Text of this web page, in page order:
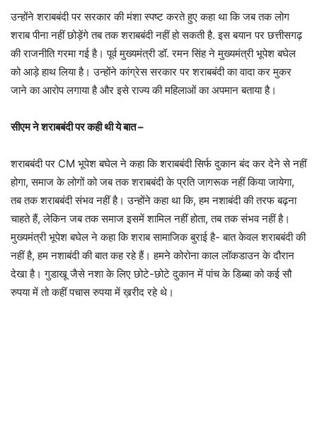
उन्होंने शराबबंदी पर सरकार की मंशा स्पष्ट करते हुए कहा था कि जब तक लोग
शराब पीना नहीं छोड़ेंगे तब तक शराबबंदी नहीं हो सकती है. इस बयान पर छत्तीसगढ़
की राजनीति गरमा गई है। पूर्व मुख्यमंत्री डॉ. रमन सिंह ने मुख्यमंत्री भूपेश बघेल
को आड़े हाथ लिया है। उन्होंने कांग्रेस सरकार पर शराबबंदी का वादा कर मुकर
जाने का आरोप लगाया है और इसे राज्य की महिलाओं का अपमान बताया है।
सीएम ने शराबबंदी पर कही थी ये बात –
शराबबंदी पर CM भूपेश बघेल ने कहा कि शराबबंदी सिर्फ दुकान बंद कर देने से नहीं
होगा, समाज के लोगों को जब तक शराबबंदी के प्रति जागरूक नहीं किया जायेगा,
तब तक शराबबंदी संभव नहीं है। उन्होंने कहा था कि, हम नशाबंदी की तरफ बढ़ना
चाहते हैं, लेकिन जब तक समाज इसमें शामिल नहीं होता, तब तक संभव नहीं है।
मुख्यमंत्री भूपेश बघेल ने कहा कि शराब सामाजिक बुराई है- बात केवल शराबबंदी की
नहीं है, हम नशाबंदी की बात कह रहे हैं। हमने कोरोना काल लॉकडाउन के दौरान
देखा है। गुडाखू जैसे नशा के लिए छोटे-छोटे दुकान में पांच के डिब्बा को कई सौ
रुपया में तो कहीं पचास रुपया में ख़रीद रहे थे।